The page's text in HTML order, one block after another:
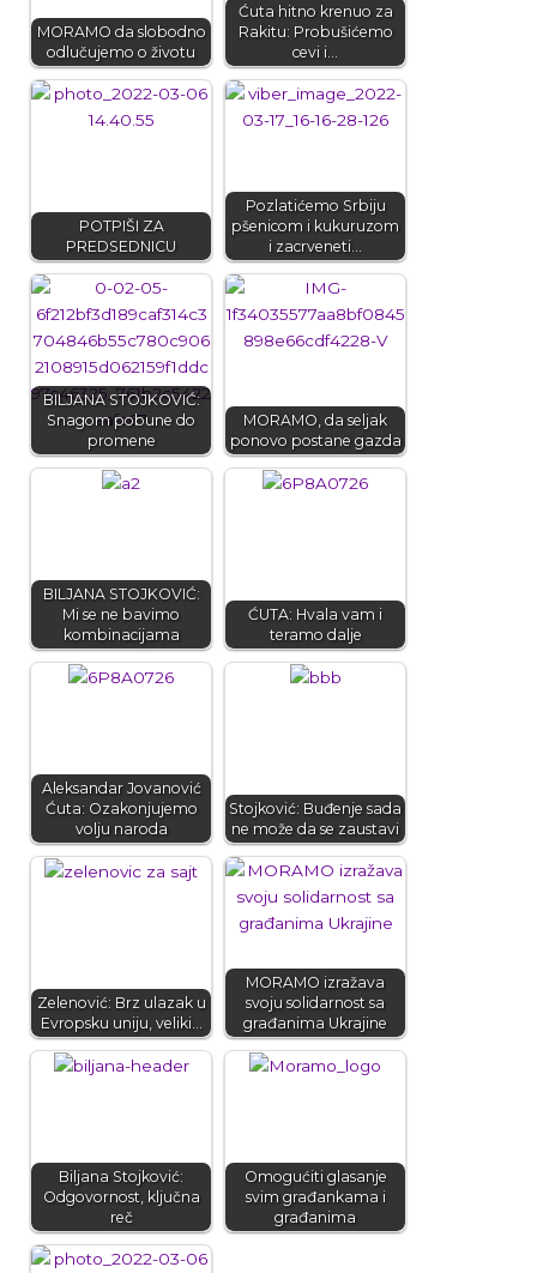
MORAMO da slobodno
odlučujemo o životu
Ćuta hitno krenuo za
Rakitu: Probušićemo
cevi i…
POTPIŠI ZA
PREDSEDNICU
Pozlatićemo Srbiju
pšenicom i kukuruzom
i zacrveneti…
BILJANA STOJKOVIĆ:
Snagom pobune do
promene
MORAMO, da seljak
ponovo postane gazda
BILJANA STOJKOVIĆ:
Mi se ne bavimo
kombinacijama
ĆUTA: Hvala vam i
teramo dalje
Aleksandar Jovanović
Ćuta: Ozakonjujemo
volju naroda
Stojković: Buđenje sada
ne može da se zaustavi
Zelenović: Brz ulazak u
Evropsku uniju, veliki…
MORAMO izražava
svoju solidarnost sa
građanima Ukrajine
Biljana Stojković:
Odgovornost, ključna
reč
Omogućiti glasanje
svim građankama i
građanima